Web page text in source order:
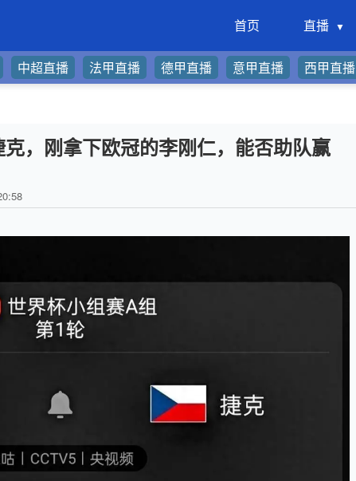
首页 直播
中超直播 法甲直播 德甲直播 意甲直播 西甲直播
，刚拿下欧冠的李刚仁，能否助队赢